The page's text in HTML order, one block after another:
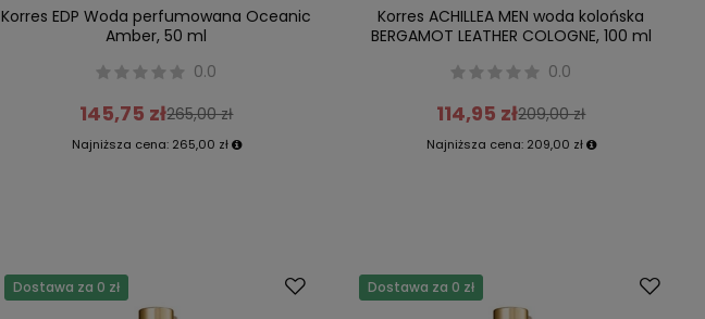
Korres EDP Woda perfumowana Oceanic
Amber, 50 ml
0.0
145,75 zł265,00 zł
Najniższa cena: 265,00 zł
Korres ACHILLEA MEN woda kolońska
BERGAMOT LEATHER COLOGNE, 100 ml
0.0
114,95 zł209,00 zł
Najniższa cena: 209,00 zł
Dostawa za 0 zł Dostawa za 0 zł